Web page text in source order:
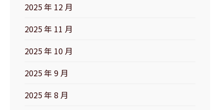
2025 年 12 月
2025 年 11 月
2025 年 10 月
2025 年 9 月
2025 年 8 月